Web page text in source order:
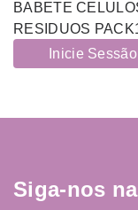
BABETE
RESIDUOS
Inicie
Siga-nos